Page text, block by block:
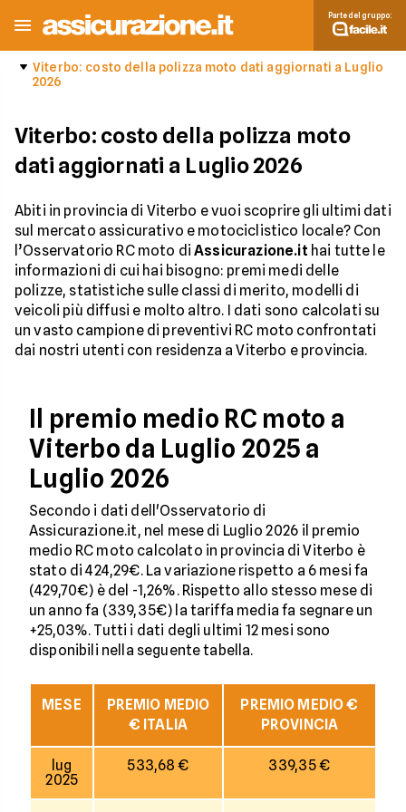
Parte del gruppo:
Viterbo: costo della polizza moto dati aggiornati a Luglio
2026
Viterbo: costo della polizza moto
dati aggiornati a Luglio 2026
Abiti in provincia di Viterbo e vuoi scoprire gli ultimi dati
sul mercato assicurativo e motociclistico locale? Con
l’Osservatorio RC moto diAssicurazione.it hai tutte le
informazioni di cui hai bisogno: premi medi delle
polizze, statistiche sulle classi di merito, modelli di
veicoli più diffusi e molto altro. I dati sono calcolati su
un vasto campione di preventivi RC moto confrontati
dai nostri utenti con residenza a Viterbo e provincia.
Il premio medio RC moto a
Viterbo da Luglio 2025 a
Luglio 2026
Secondo i dati dell'Osservatorio di
Assicurazione.it, nel mese di Luglio 2026 il premio
medio RC moto calcolato in provincia di Viterbo è
stato di 424,29€. La variazione rispetto a 6 mesi fa
(429,70€) è del -1,26%. Rispetto allo stesso mese di
un anno fa (339,35€) la tariffa media fa segnare un
+25,03%. Tutti i dati degli ultimi 12 mesi sono
disponibili nella seguente tabella.
MESE
PREMIO MEDIO
€ ITALIA
PREMIO MEDIO €
PROVINCIA
lug
2025
533,68 € 339,35 €